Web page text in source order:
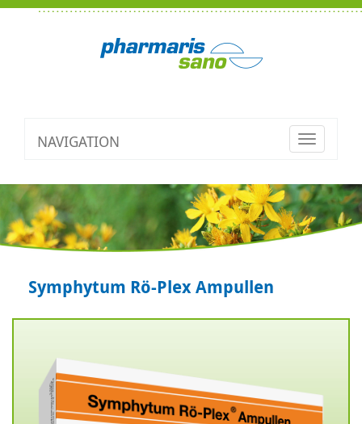
NAVIGATION
Toggle
Symphytum Rö-Plex Ampullen